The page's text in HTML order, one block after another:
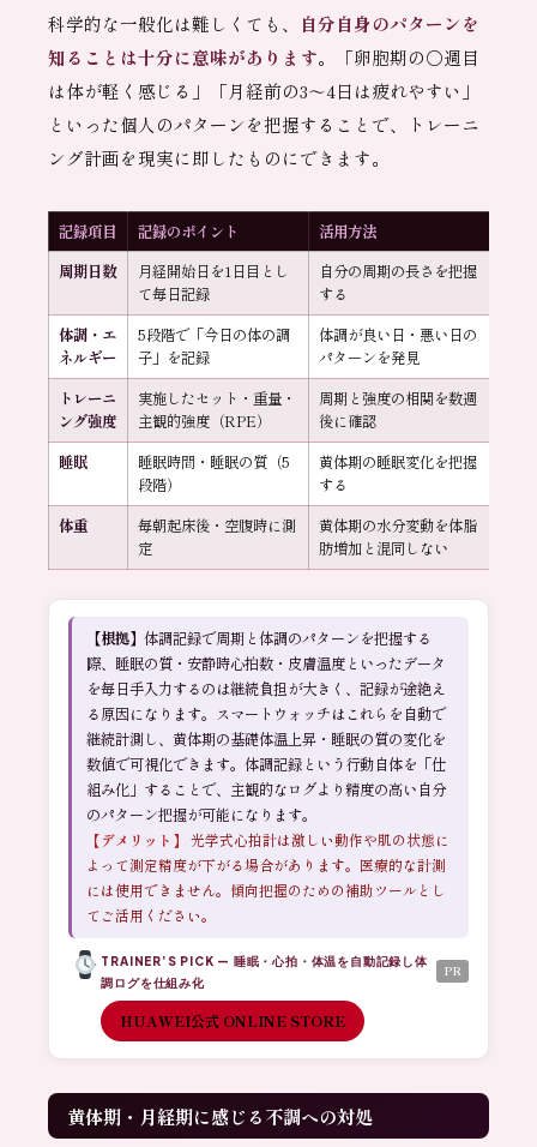
科学的な一般化は難しくても、
自分自身のパターンを
知ることは十分に意味があります。「卵胞期の○週目
は体が軽く感じる」「月経前の3〜4日は疲れやすい」
といった個人のパターンを把握することで、トレーニ
ング計画を現実に即したものにできます。
記録項目 記録のポイント
活用方法
周期日数
月経開始日を1日目とし
て毎日記録
自分の周期の長さを把握
する
体調・エ
ネルギー
5段階で「今日の体の調
子」を記録
体調が良い日・悪い日の
パターンを発見
トレーニ
ング強度
実施したセット・重量・
主観的強度（RPE）
周期と強度の相関を数週
後に確認
睡眠
睡眠時間・睡眠の質（5
段階）
黄体期の睡眠変化を把握
する
体重
毎朝起床後・空腹時に測
定
黄体期の水分変動を体脂
肪増加と混同しない
【根拠】 体調記録で周期と体調のパターンを把握する
際、睡眠の質・安静時心拍数・皮膚温度といったデータ
を毎日手入力するのは継続負担が大きく、記録が途絶え
る原因になります。スマートウォッチはこれらを自動で
継続計測し、黄体期の基礎体温上昇・睡眠の質の変化を
数値で可視化できます。体調記録という行動自体を「仕
組み化」することで、主観的なログより精度の高い自分
のパターン把握が可能になります。
【デメリット】 光学式心拍計は激しい動作や肌の状態に
よって測定精度が下がる場合があります。医療的な計測
には使用できません。傾向把握のための補助ツールとし
てご活用ください。
TRAINER’S PICK — 睡眠・心拍・体温を自動記録し体
調ログを仕組み化
PR
HUAWEI公式 ONLINE STORE
黄体期・月経期に感じる不調への対処